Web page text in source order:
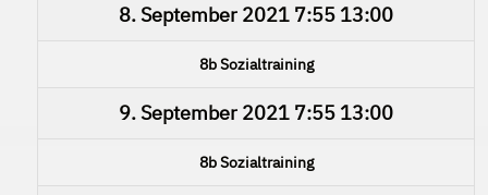
8. September 2021 7:55 13:00
8b Sozialtraining
9. September 2021 7:55 13:00
8b Sozialtraining